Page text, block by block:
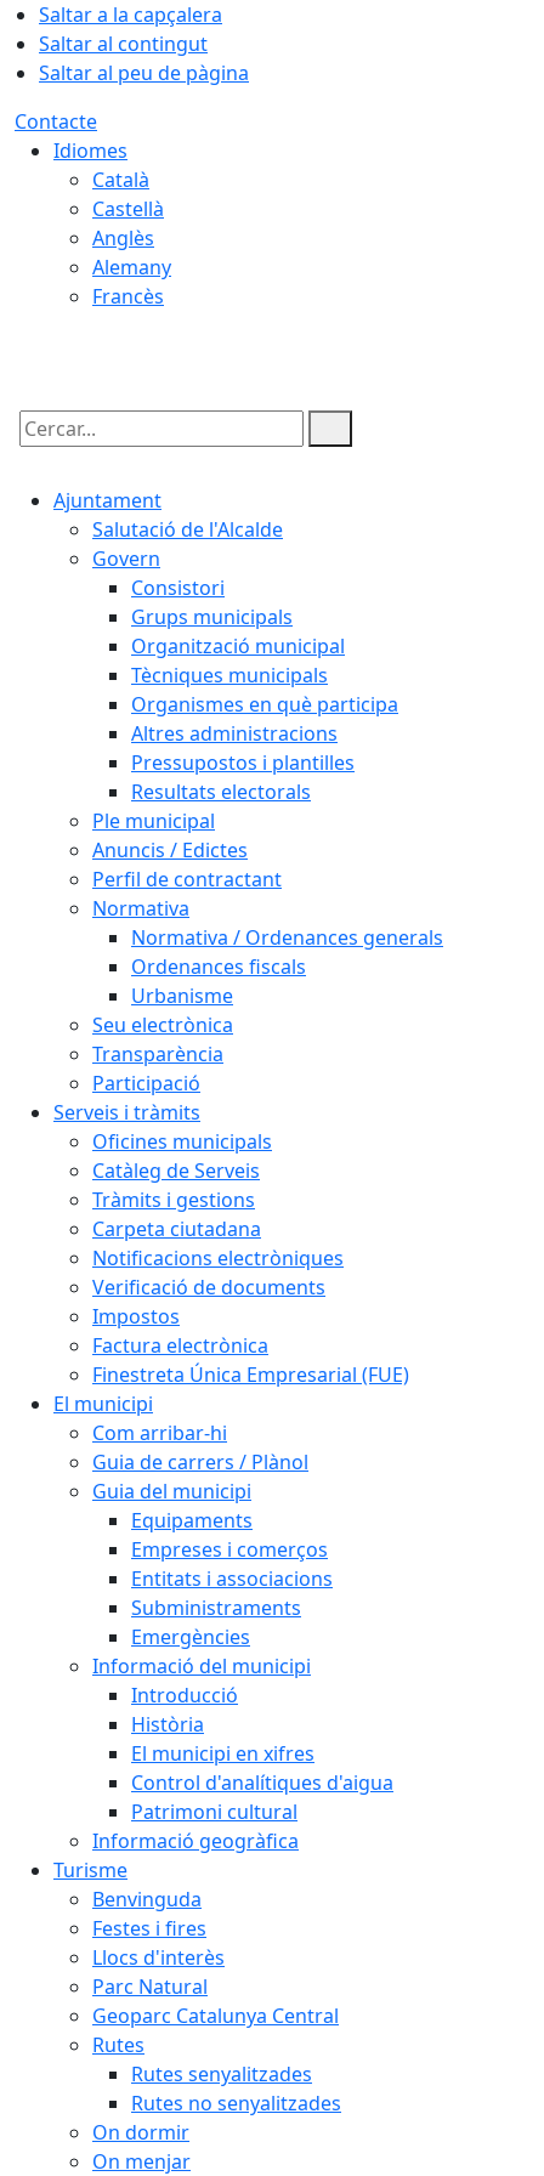
Saltar a la capçalera
Saltar al contingut
Saltar al peu de pàgina
Contacte
Idiomes
Català
Castellà
Anglès
Alemany
Francès
Cercar:
Ajuntament
Salutació de l'Alcalde
Govern
Consistori
Grups municipals
Organització municipal
Tècniques municipals
Organismes en què participa
Altres administracions
Pressupostos i plantilles
Resultats electorals
Ple municipal
Anuncis / Edictes
Perfil de contractant
Normativa
Normativa / Ordenances generals
Ordenances fiscals
Urbanisme
Seu electrònica
Transparència
Participació
Serveis i tràmits
Oficines municipals
Catàleg de Serveis
Tràmits i gestions
Carpeta ciutadana
Notificacions electròniques
Verificació de documents
Impostos
Factura electrònica
Finestreta Única Empresarial (FUE)
El municipi
Com arribar-hi
Guia de carrers / Plànol
Guia del municipi
Equipaments
Empreses i comerços
Entitats i associacions
Subministraments
Emergències
Informació del municipi
Introducció
Història
El municipi en xifres
Control d'analítiques d'aigua
Patrimoni cultural
Informació geogràfica
Turisme
Benvinguda
Festes i fires
Llocs d'interès
Parc Natural
Geoparc Catalunya Central
Rutes
Rutes senyalitzades
Rutes no senyalitzades
On dormir
On menjar